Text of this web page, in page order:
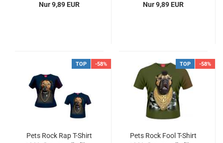
Nur 9,89 EUR Nur 9,89 EUR
TOP -58%
Pets Rock Rap T-Shirt
TOP -58%
Pets Rock Fool T-Shirt